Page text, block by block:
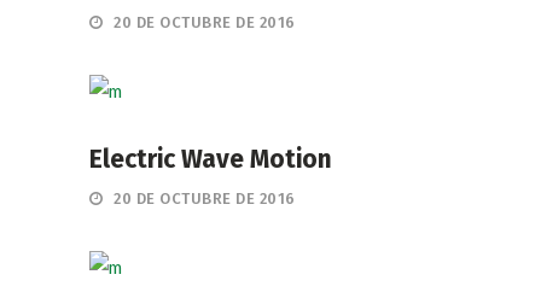
20 DE OCTUBRE DE 2016
Electric Wave Motion
20 DE OCTUBRE DE 2016